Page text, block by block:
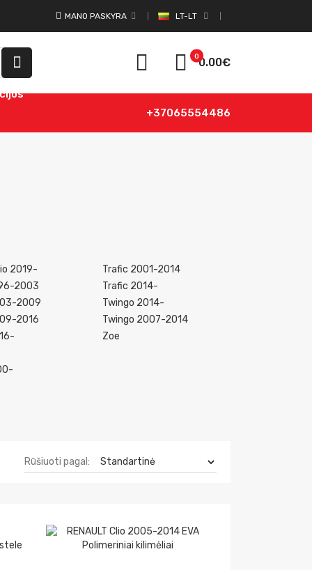
LT-LT
MANO PASKYRA
00.00€
+37065554486
2019-
2003
2009
2016
Trafic 2001-2014
Trafic 2014-
Twingo 2014-
Twingo 2007-2014
Zoe
Rūšiuoti pagal: